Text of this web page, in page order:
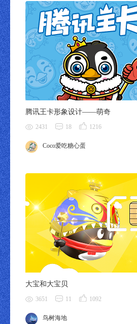
腾讯王卡形象设计——萌奇
2431 18 1216
Coco爱吃糖心蛋
大宝和大宝贝
3651 11 1092
鸟树海地